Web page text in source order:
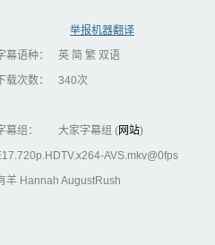
举报机器翻译
幕语种：
英 简 繁 双语
下载次数：
340次
幕组： 大家字幕组 (网站)
AVS.mkv@0fps
羊 Hannah AugustRush